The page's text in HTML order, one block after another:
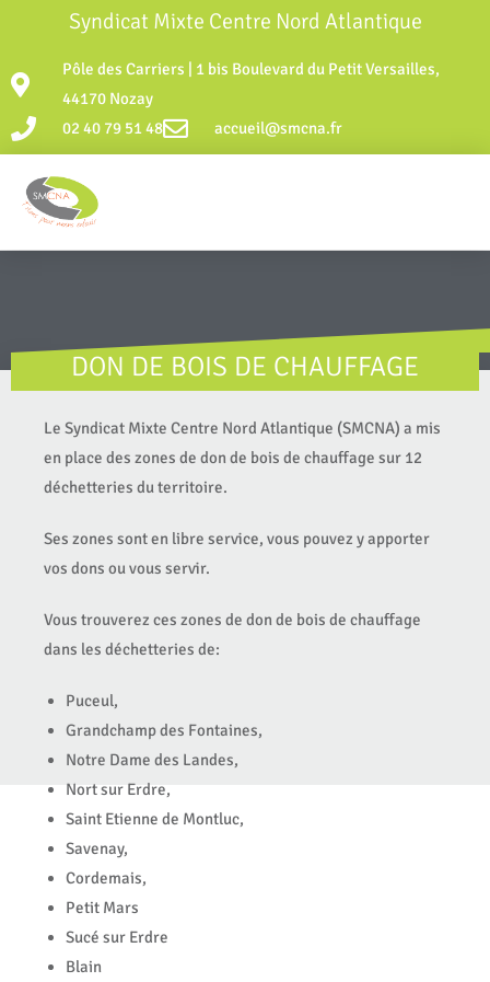
Syndicat Mixte Centre Nord Atlantique
Pôle des Carriers | 1 bis Boulevard du Petit Versailles,
44170 Nozay
02 40 79 51 48
accueil@smcna.fr
DON DE BOIS DE CHAUFFAGE
Le Syndicat Mixte Centre Nord Atlantique (SMCNA) a mis
en place des zones de don de bois de chauffage sur 12
déchetteries du territoire.
Ses zones sont en libre service, vous pouvez y apporter
vos dons ou vous servir.
Vous trouverez ces zones de don de bois de chauffage
dans les déchetteries de:
Puceul,
Grandchamp des Fontaines,
Notre Dame des Landes,
Nort sur Erdre,
Saint Etienne de Montluc,
Savenay,
Cordemais,
Petit Mars
Sucé sur Erdre
Blain